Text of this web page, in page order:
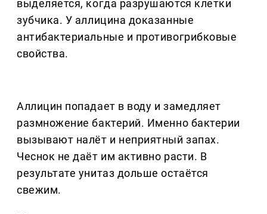
выделяется, когда разрушаются клетки
зубчика. У аллицина доказанные
антибактериальные и противогрибковые
свойства.
Аллицин попадает в воду и замедляет
размножение бактерий. Именно бактерии
вызывают налёт и неприятный запах.
Чеснок не даёт им активно расти. В
результате унитаз дольше остаётся
свежим.